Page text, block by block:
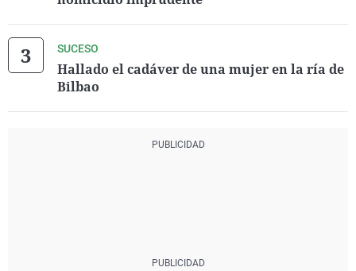
SUCESO
Hallado el cadáver de una mujer en la ría de
Bilbao